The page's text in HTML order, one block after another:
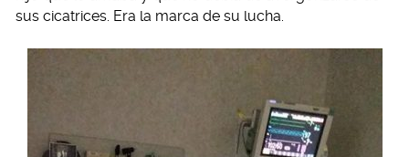
sus cicatrices. Era la marca de su lucha.